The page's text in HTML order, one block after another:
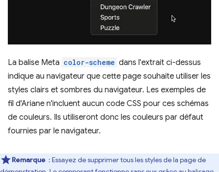
La balise Meta color-scheme dans l'extrait ci-dessus
indique au navigateur que cette page souhaite utiliser les
styles clairs et sombres du navigateur. Les exemples de
fil d'Ariane n'incluent aucun code CSS pour ces schémas
de couleurs. Ils utiliseront donc les couleurs par défaut
fournies par le navigateur.
Remarque : Essayez de supprimer tous les styles de la page de